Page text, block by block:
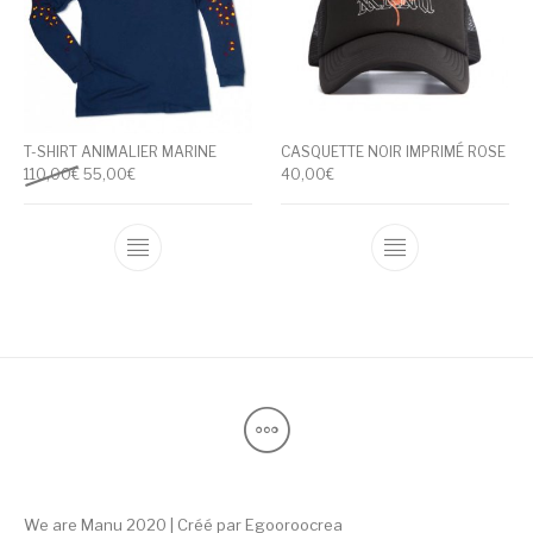
T-SHIRT ANIMALIER MARINE
110,00€ Le prix initial était : 110,00€.
55,00€Le prix actuel est : 55,00€.
Ce produit a plusieurs variations. Les
CASQUETTE NOIR IMPRIMÉ ROSE
40,00€
Ce produit a
We are Manu 2020 | Créé par Egooroocrea